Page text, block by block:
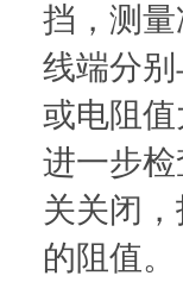
挡，测
线端分
或电阻
进一步
关关闭
的阻值。